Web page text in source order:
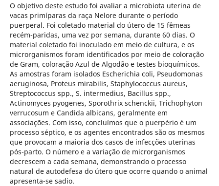
O objetivo deste estudo foi avaliar a microbiota uterina de
vacas primíparas da raça Nelore durante o período
puerperal. Foi coletado material do útero de 15 fêmeas
recém-paridas, uma vez por semana, durante 60 dias. O
material coletado foi inoculado em meio de cultura, e os
microrganismos foram identificados por meio de coloração
de Gram, coloração Azul de Algodão e testes bioquímicos.
As amostras foram isolados Escherichia coli, Pseudomonas
aeruginosa, Proteus mirabilis, Staphylococcus aureus,
Streptococcus spp., S. intermedius, Bacillus spp.,
Actinomyces pyogenes, Sporothrix schenckii, Trichophyton
verrucosum e Candida albicans, geralmente em
associações. Com isso, concluímos que o puerpério é um
processo séptico, e os agentes encontrados são os mesmos
que provocam a maioria dos casos de infecções uterinas
pós-parto. O número e a variação de microrganismos
decrescem a cada semana, demonstrando o processo
natural de autodefesa do útero que ocorre quando o animal
apresenta-se sadio.